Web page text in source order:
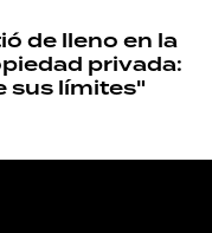
de lleno en la
privada:
sus límites"